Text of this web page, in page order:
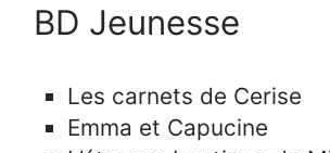
BD Jeunesse
Les carnets de Cerise
Emma et Capucine